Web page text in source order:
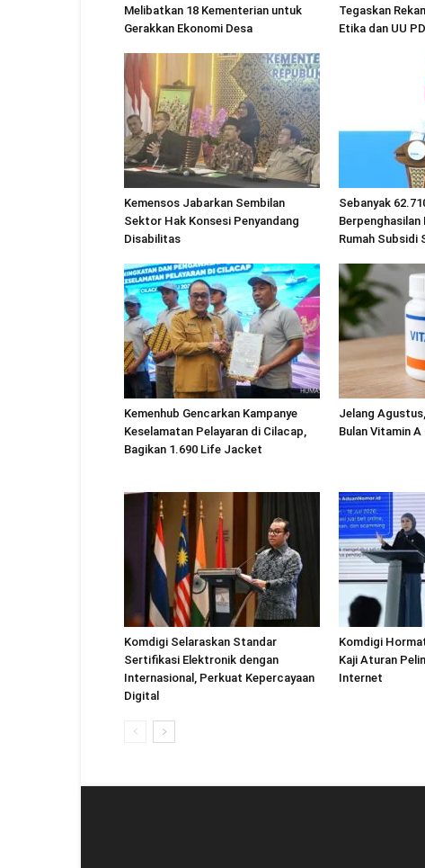
Melibatkan 18 Kementerian untuk
Gerakkan Ekonomi Desa
Tegaskan
Etika dan UU
Kemensos Jabarkan Sembilan
Sektor Hak Konsesi Penyandang
Disabilitas
Sebanyak
Berpenghasilan
Rumah Subsidi
Kemenhub Gencarkan Kampanye
Keselamatan Pelayaran di Cilacap,
Bagikan 1.690 Life Jacket
Jelang
Bulan Vitamin
Komdigi Selaraskan Standar
Sertifikasi Elektronik dengan
Internasional, Perkuat Kepercayaan
Digital
Komdigi
Kaji Aturan
Internet